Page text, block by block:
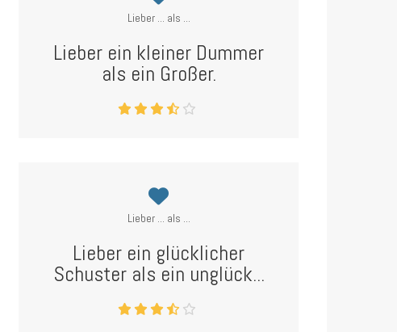
Lieber ... als ...
Lieber ein kleiner Dummer
als ein Großer.
Lieber ... als ...
Lieber ein glücklicher
Schuster als ein unglück...